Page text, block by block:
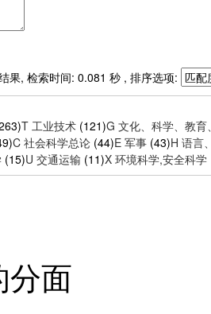
果, 检索时间: 0.081 秒 , 排序选项:
T 工业技术 (121)G 文化、科学、教
C 社会科学总论 (44)E 军事 (43)H 语言
(15)U 交通运输 (11)X 环境科学,安全科学
分面